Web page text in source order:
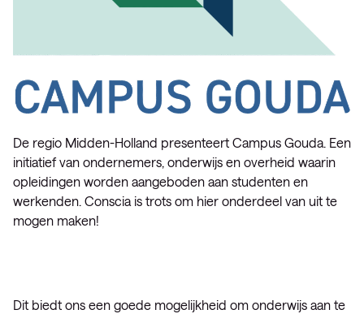
De regio Midden-Holland presenteert Campus Gouda. Een
initiatief van ondernemers, onderwijs en overheid waarin
opleidingen worden aangeboden aan studenten en
werkenden. Conscia is trots om hier onderdeel van uit te
mogen maken!
Dit biedt ons een goede mogelijkheid om onderwijs aan te